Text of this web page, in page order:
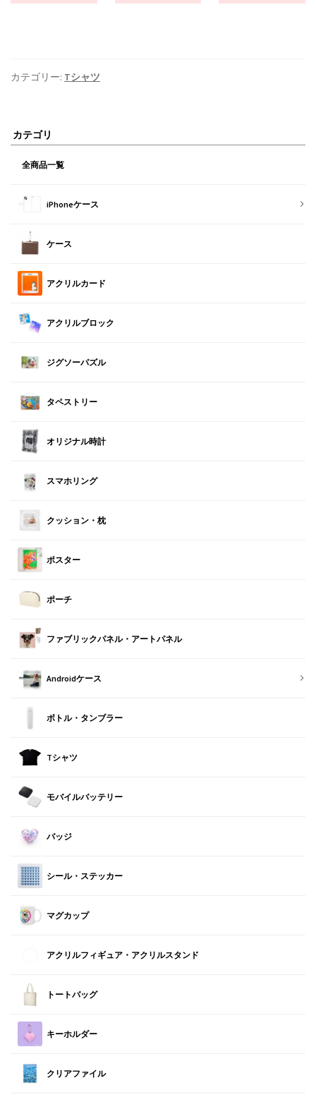
カテゴリー: Tシャツ
カテゴリ
全商品一覧
iPhoneケース
ケース
アクリルカード
アクリルブロック
ジグソーパズル
タペストリー
オリジナル時計
スマホリング
クッション・枕
ポスター
ポーチ
ファブリックパネル・アートパネル
Androidケース
ボトル・タンブラー
Tシャツ
モバイルバッテリー
バッジ
シール・ステッカー
マグカップ
アクリルフィギュア・アクリルスタンド
トートバッグ
キーホルダー
クリアファイル